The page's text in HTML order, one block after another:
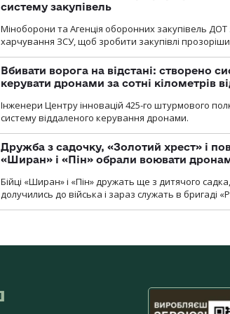
систему закупівель
Міноборони та Агенція оборонних закупівель
харчування ЗСУ, щоб зробити закупівлі
Вбивати ворога на відстані: створено
керувати дронами за сотні кілометрів
Інженери Центру інновацій 425-го штурмового
систему віддаленого керування дронами.
Дружба з садочку, «Золотий хрест» і
«Ширан» і «Пін» обрали воювати
Бійці «Ширан» і «Пін» дружать ще з дитячого
долучились до війська і зараз служать в бригаді